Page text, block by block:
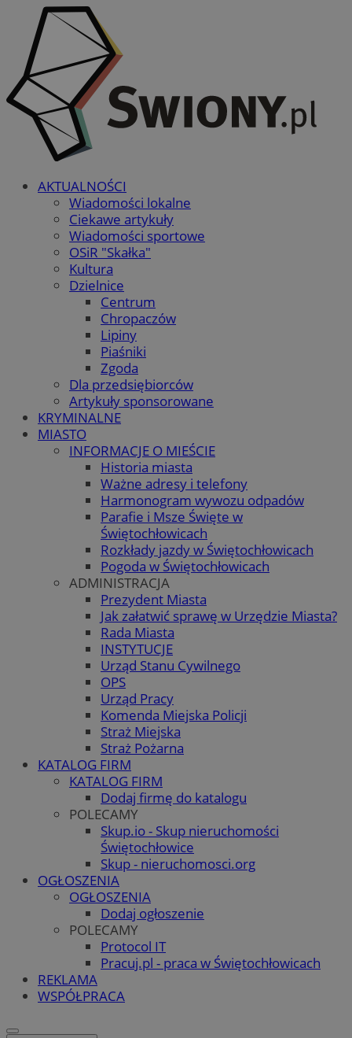
AKTUALNOŚCI
Wiadomości lokalne
Ciekawe artykuły
Wiadomości sportowe
OSiR "Skałka"
Kultura
Dzielnice
Centrum
Chropaczów
Lipiny
Piaśniki
Zgoda
Dla przedsiębiorców
Artykuły sponsorowane
KRYMINALNE
MIASTO
INFORMACJE O MIEŚCIE
Historia miasta
Ważne adresy i telefony
Harmonogram wywozu odpadów
Parafie i Msze Święte w
Świętochłowicach
Rozkłady jazdy w Świętochłowicach
Pogoda w Świętochłowicach
ADMINISTRACJA
Prezydent Miasta
Jak załatwić sprawę w Urzędzie Miasta?
Rada Miasta
INSTYTUCJE
Urząd Stanu Cywilnego
OPS
Urząd Pracy
Komenda Miejska Policji
Straż Miejska
Straż Pożarna
KATALOG FIRM
KATALOG FIRM
Dodaj firmę do katalogu
POLECAMY
Skup.io - Skup nieruchomości
Świętochłowice
Skup - nieruchomosci.org
OGŁOSZENIA
OGŁOSZENIA
Dodaj ogłoszenie
POLECAMY
Protocol IT
Pracuj.pl - praca w Świętochłowicach
REKLAMA
WSPÓŁPRACA